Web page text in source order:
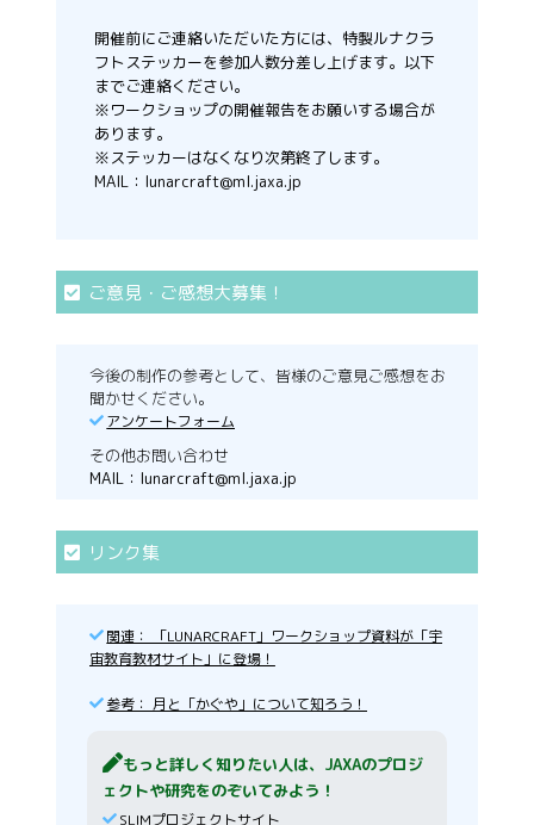
開催前にご連絡いただいた方には、特製ルナクラ
フトステッカーを参加人数分差し上げます。以下
までご連絡ください。
※ワークショップの開催報告をお願いする場合が
あります。
※ステッカーはなくなり次第終了します。
MAIL： lunarcraft@ml.jaxa.jp
ご意見・ご感想大募集！
今後の制作の参考として、皆様のご意見ご感想をお
聞かせください。
アンケートフォーム
その他お問い合わせ
MAIL： lunarcraft@ml.jaxa.jp
リンク集
関連： 「LUNARCRAFT」ワークショップ資料が「宇
宙教育教材サイト」に登場！
参考： 月と「かぐや」について知ろう！
もっと詳しく知りたい人は、JAXAのプロジ
ェクトや研究をのぞいてみよう！
SLIMプロジェクトサイト